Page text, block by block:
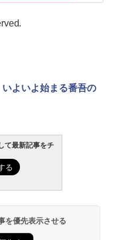
いよいよ始まる番吾の
て最新記事をチ
を優先表示させる